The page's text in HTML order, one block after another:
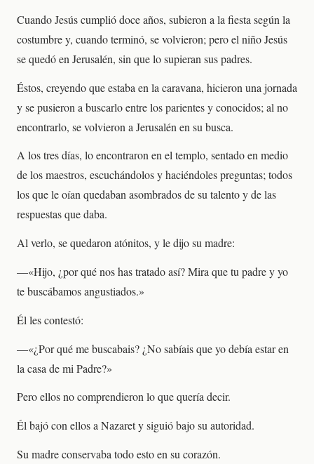
Cuando Jesús cumplió doce años, subieron a la fiesta según la
costumbre y, cuando terminó, se volvieron; pero el niño Jesús
se quedó en Jerusalén, sin que lo supieran sus padres.
Éstos, creyendo que estaba en la caravana, hicieron una jornada
y se pusieron a buscarlo entre los parientes y conocidos; al no
encontrarlo, se volvieron a Jerusalén en su busca.
A los tres días, lo encontraron en el templo, sentado en medio
de los maestros, escuchándolos y haciéndoles preguntas; todos
los que le oían quedaban asombrados de su talento y de las
respuestas que daba.
Al verlo, se quedaron atónitos, y le dijo su madre:
—«Hijo, ¿por qué nos has tratado así? Mira que tu padre y yo
te buscábamos angustiados.»
Él les contestó:
—«¿Por qué me buscabais? ¿No sabíais que yo debía estar en
la casa de mi Padre?»
Pero ellos no comprendieron lo que quería decir.
Él bajó con ellos a Nazaret y siguió bajo su autoridad.
Su madre conservaba todo esto en su corazón.